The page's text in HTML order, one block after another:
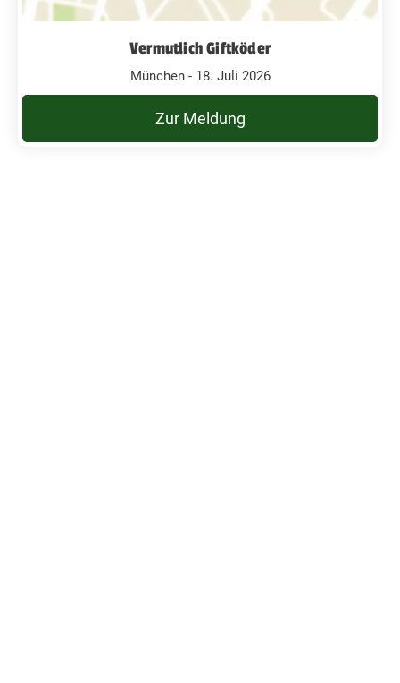
Vermutlich Giftköder
München - 18. Juli 2026
Zur Meldung